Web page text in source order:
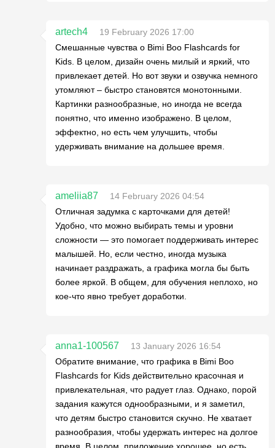
artech4
19 February 2026 17:00
Смешанные чувства о Bimi Boo Flashcards for
Kids. В целом, дизайн очень милый и яркий, что
привлекает детей. Но вот звуки и озвучка немного
утомляют – быстро становятся монотонными.
Картинки разнообразные, но иногда не всегда
понятно, что именно изображено. В целом,
эффектно, но есть чем улучшить, чтобы
удерживать внимание на дольшее время.
ameliia87
14 February 2026 04:54
Отличная задумка с карточками для детей!
Удобно, что можно выбирать темы и уровни
сложности — это помогает поддерживать интерес
малышей. Но, если честно, иногда музыка
начинает раздражать, а графика могла бы быть
более яркой. В общем, для обучения неплохо, но
кое-что явно требует доработки.
anna1-100567
13 January 2026 16:54
Обратите внимание, что графика в Bimi Boo
Flashcards for Kids действительно красочная и
привлекательная, что радует глаз. Однако, порой
задания кажутся однообразными, и я заметил,
что детям быстро становится скучно. Не хватает
разнообразия, чтобы удержать интерес на долгое